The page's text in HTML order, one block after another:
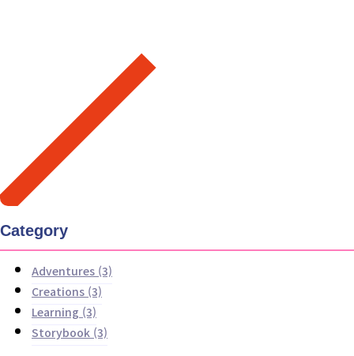
Category
Adventures (3)
Creations (3)
Learning (3)
Storybook (3)